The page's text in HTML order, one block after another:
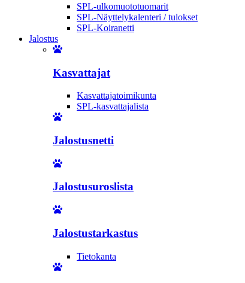
SPL-ulkomuototuomarit
SPL-Näyttelykalenteri / tulokset
SPL-Koiranetti
Jalostus
Kasvattajat
Kasvattajatoimikunta
SPL-kasvattajalista
Jalostusnetti
Jalostusuroslista
Jalostustarkastus
Tietokanta